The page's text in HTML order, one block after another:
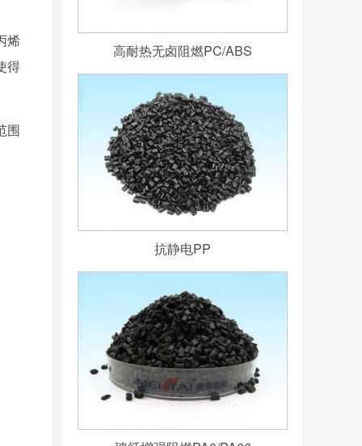
烯
得
围
高耐热无卤阻燃PC/ABS
抗静电PP